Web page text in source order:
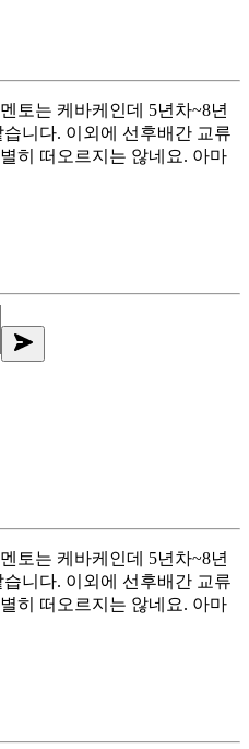
토는 케바케인데 5년차~8년
니다. 이외에 선후배간 교류
히 떠오르지는 않네요. 아마
토는 케바케인데 5년차~8년
니다. 이외에 선후배간 교류
히 떠오르지는 않네요. 아마